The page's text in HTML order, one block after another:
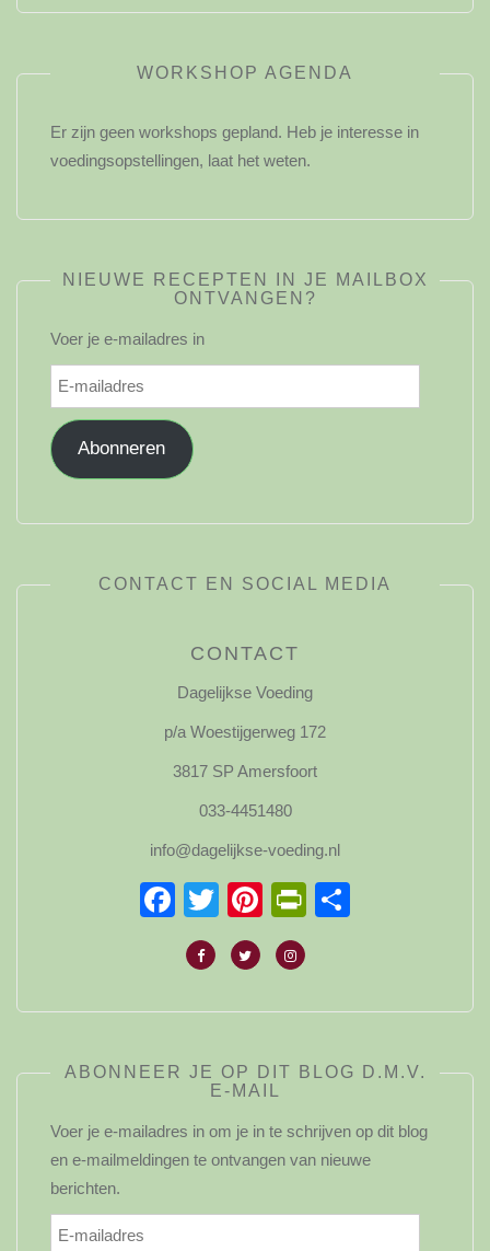
WORKSHOP AGENDA
Er zijn geen workshops gepland. Heb je interesse in
voedingsopstellingen, laat het weten.
NIEUWE RECEPTEN IN JE MAILBOX
ONTVANGEN?
Voer je e-mailadres in
E-
mailadres
Abonneren
CONTACT EN SOCIAL MEDIA
CONTACT
Dagelijkse Voeding
p/a Woestijgerweg 172
3817 SP Amersfoort
033-4451480
info@dagelijkse-voeding.nl
Facebook
TwitterPinterest
ABONNEER JE OP DIT BLOG D.M.V.
E-MAIL
Voer je e-mailadres in om je in te schrijven op dit blog
en e-mailmeldingen te ontvangen van nieuwe
berichten.
E-